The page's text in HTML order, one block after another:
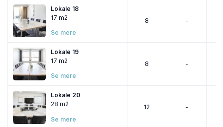
Lokale 18
17 m2
Se mere
8 -
Lokale 19
17 m2
Se mere
8 -
Lokale 20
28 m2
Se mere
12 -